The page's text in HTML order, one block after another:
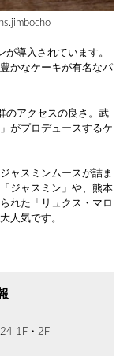
導入されています。
かなケーキが有名なパ
のアクセスの良さ。武
がプロデュースするケ
ャスミンムースが詰ま
ジャスミン」や、熊本
れた「リュクス・マロ
人気です。
1F・2F